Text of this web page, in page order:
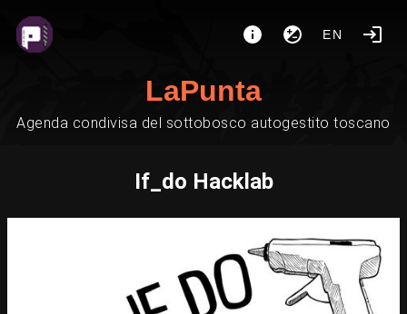
EN
LaPunta
Agenda condivisa del sottobosco autogestito toscano
If_do Hacklab